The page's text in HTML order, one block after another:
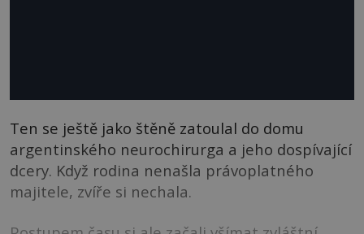
Ten se ještě jako štěně zatoulal do domu
argentinského neurochirurga a jeho dospívající
dcery. Když rodina nenašla právoplatného
majitele, zvíře si nechala.